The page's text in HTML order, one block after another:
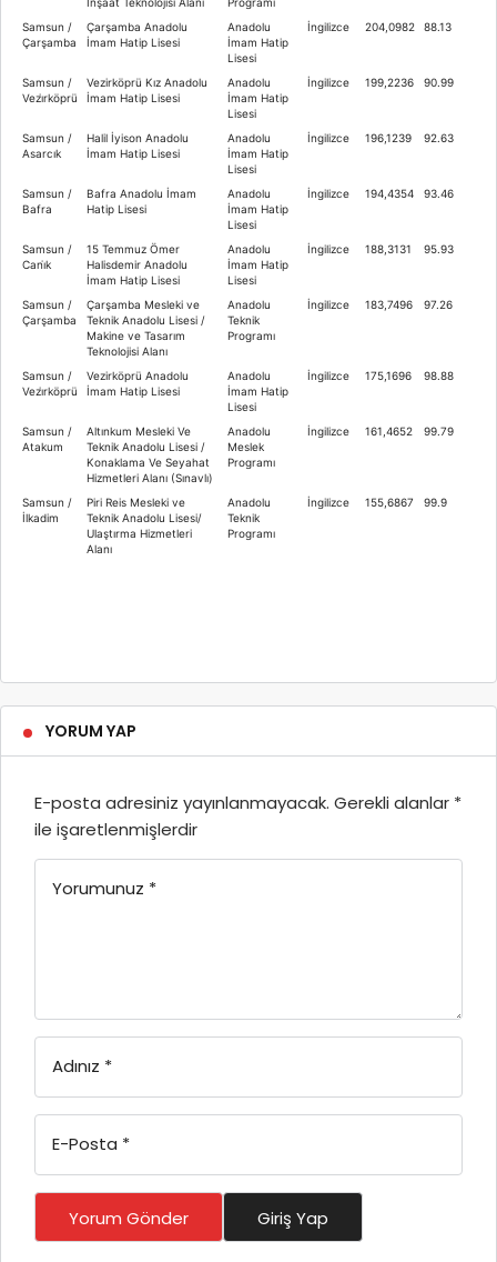
Samsun /
Çarşamba
Çarşamba Anadolu
İmam Hatip Lisesi
Anadolu
İmam Hatip
Lisesi
İngilizce 204,0982 88.13
Samsun /
Vezi̇rköprü
Vezirköprü Kız Anadolu
İmam Hatip Lisesi
Anadolu
İmam Hatip
Lisesi
İngilizce 199,2236 90.99
Samsun /
Asarcık
Halil İyison Anadolu
İmam Hatip Lisesi
Anadolu
İmam Hatip
Lisesi
İngilizce 196,1239 92.63
Samsun /
Bafra
Bafra Anadolu İmam
Hatip Lisesi
Anadolu
İmam Hatip
Lisesi
İngilizce 194,4354 93.46
Samsun /
Cani̇k
15 Temmuz Ömer
Halisdemir Anadolu
İmam Hatip Lisesi
Anadolu
İmam Hatip
Lisesi
İngilizce 188,3131 95.93
Samsun /
Çarşamba
Çarşamba Mesleki ve
Teknik Anadolu Lisesi /
Makine ve Tasarım
Teknolojisi Alanı
Anadolu
Teknik
Programı
İngilizce 183,7496 97.26
Samsun /
Vezi̇rköprü
Vezirköprü Anadolu
İmam Hatip Lisesi
Anadolu
İmam Hatip
Lisesi
İngilizce 175,1696 98.88
Samsun /
Atakum
Altınkum Mesleki Ve
Teknik Anadolu Lisesi /
Konaklama Ve Seyahat
Hizmetleri Alanı (Sınavlı)
Anadolu
Meslek
Programı
İngilizce 161,4652 99.79
Samsun /
İlkadim
Piri Reis Mesleki ve
Teknik Anadolu Lisesi/
Ulaştırma Hizmetleri
Alanı
Anadolu
Teknik
Programı
İngilizce 155,6867 99.9
YORUM YAP
E-posta adresiniz yayınlanmayacak. Gerekli alanlar *
ile işaretlenmişlerdir
Yorumunuz *
Adınız *
E-Posta *
Yorum Gönder Giriş Yap